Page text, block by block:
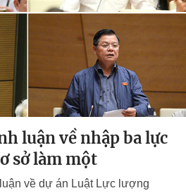
luận về nhập ba lực
sở làm một
về dự án Luật Lực lượng